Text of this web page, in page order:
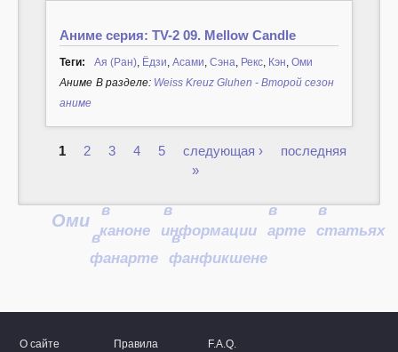
Аниме серия: TV-2 09. Mellow Candle
Теги: Ая (Ран) Ёдзи Асами Сэна Рекс Кэн Оми
Аниме В разделе: Weiss Kreuz Gluhen - Второй сезон
аниме
1 2 3 4 5 следующая ›
последняя
»
Оми
в
каноне
в
информации
в
арте
в
статьях
в
фанарте
в
фанфикшене
О сайте Правила
F.A.Q.